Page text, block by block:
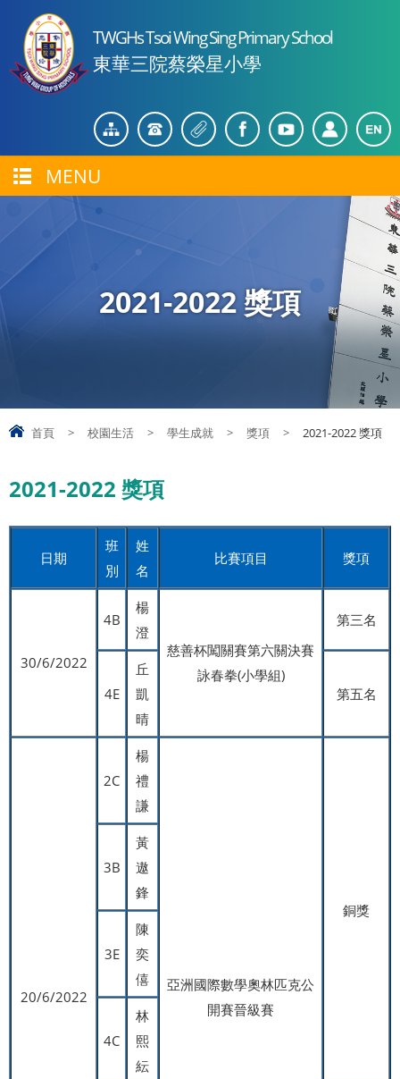
TWGHs Tsoi Wing Sing Primary School
東華三院蔡榮星小學
MENU
2021-2022 獎項
首頁 > 校園生活 > 學生成就 > 獎項 > 2021-2022 獎項
2021-2022 獎項
日期
班
別
姓
名
比賽項目 獎項
30/6/2022
4B
楊
澄
慈善杯闖關賽第六關決賽
詠春拳(小學組)
第三名
4E
丘
凱
晴
第五名
20/6/2022
2C
楊
禮
謙
亞洲國際數學奧林匹克公
開賽晉級賽
銅獎
3B
黃
遨
鋒
3E
陳
奕
僖
4C
林
熙
紜